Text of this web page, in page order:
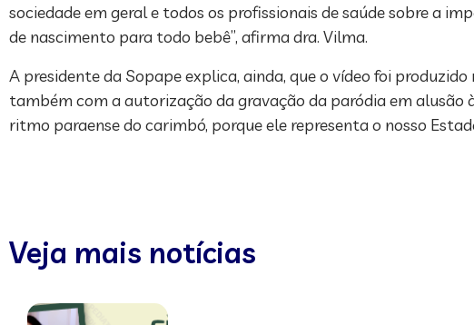
sociedade em geral e todos os profissionais de saúde sobre a
de nascimento para todo bebê”, afirma dra. Vilma.
A presidente da Sopape explica, ainda, que o vídeo foi
também com a autorização da gravação da paródia em alusão
ritmo paraense do carimbó, porque ele representa o nosso
Veja mais notícias